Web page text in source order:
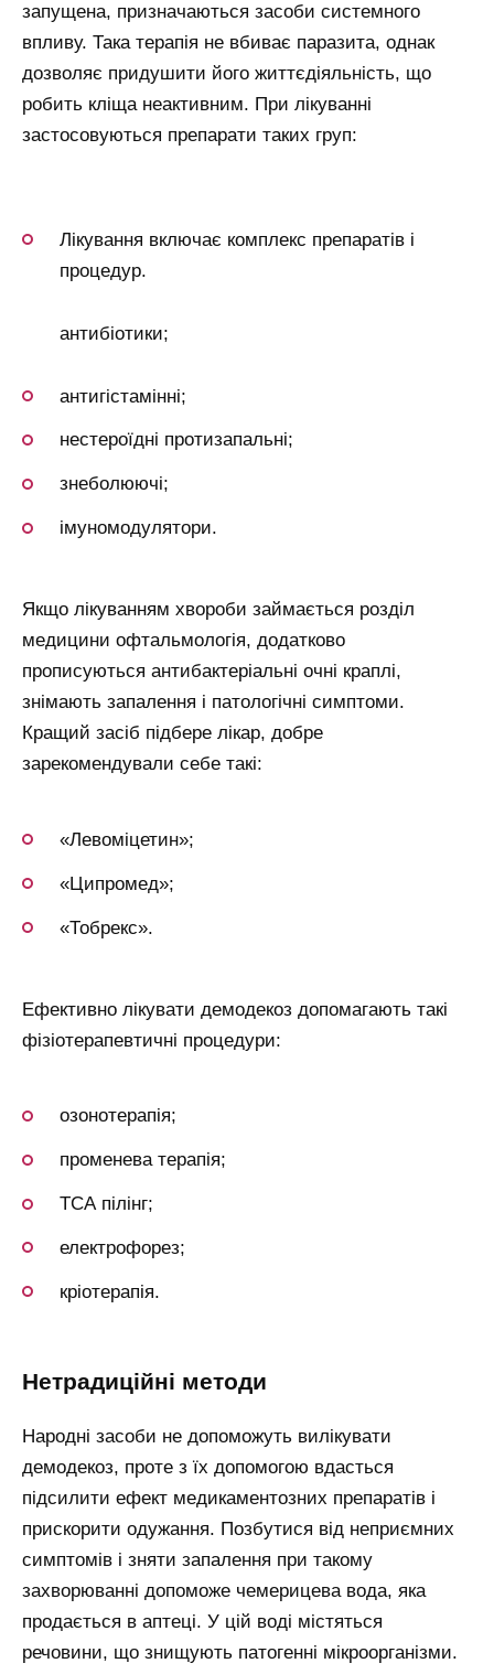
запущена, призначаються засоби системного
впливу. Така терапія не вбиває паразита, однак
дозволяє придушити його життєдіяльність, що
робить кліща неактивним. При лікуванні
застосовуються препарати таких груп:
Лікування включає комплекс препаратів і
процедур.
антибіотики;
антигістамінні;
нестероїдні протизапальні;
знеболюючі;
імуномодулятори.
Якщо лікуванням хвороби займається розділ
медицини офтальмологія, додатково
прописуються антибактеріальні очні краплі,
знімають запалення і патологічні симптоми.
Кращий засіб підбере лікар, добре
зарекомендували себе такі:
«Левоміцетин»;
«Ципромед»;
«Тобрекс».
Ефективно лікувати демодекоз допомагають такі
фізіотерапевтичні процедури:
озонотерапія;
променева терапія;
ТСА пілінг;
електрофорез;
кріотерапія.
нетрадиційні методи
Народні засоби не допоможуть вилікувати
демодекоз, проте з їх допомогою вдасться
підсилити ефект медикаментозних препаратів і
прискорити одужання. Позбутися від неприємних
симптомів і зняти запалення при такому
захворюванні допоможе чемерицева вода, яка
продається в аптеці. У цій воді містяться
речовини, що знищують патогенні мікроорганізми.